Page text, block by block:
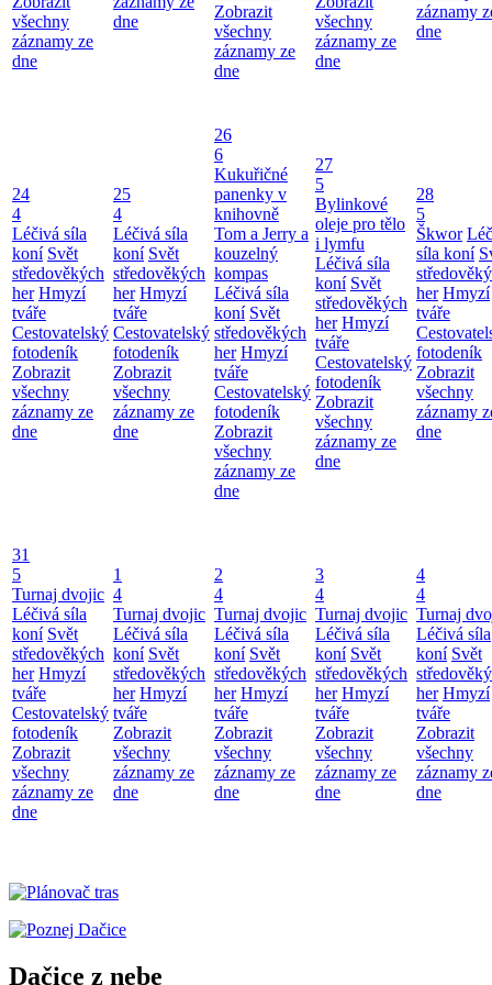
všechny
záznamy ze
dne
dne
Zobrazit
všechny
záznamy ze
dne
všechny
záznamy ze
dne
záznamy
dne
24
4
Léčivá síla
koní Svět
středověkých
her Hmyzí
tváře
Cestovatelský
fotodeník
Zobrazit
všechny
záznamy ze
dne
25
4
Léčivá síla
koní Svět
středověkých
her Hmyzí
tváře
Cestovatelský
fotodeník
Zobrazit
všechny
záznamy ze
dne
26
6
Kukuřičné
panenky v
knihovně
Tom a Jerry a
kouzelný
kompas
Léčivá síla
koní Svět
středověkých
her Hmyzí
tváře
Cestovatelský
fotodeník
Zobrazit
všechny
záznamy ze
dne
27
5
Bylinkové
oleje pro tělo
i lymfu
Léčivá síla
koní Svět
středověkých
her Hmyzí
tváře
Cestovatelský
fotodeník
Zobrazit
všechny
záznamy ze
dne
28
5
Škwor
síla koní
her Hmyzí
tváře
fotodeník
Zobrazit
všechny
záznamy
dne
31
5
Turnaj dvojic
Léčivá síla
koní Svět
středověkých
her Hmyzí
tváře
Cestovatelský
fotodeník
Zobrazit
všechny
záznamy ze
dne
1
4
Turnaj dvojic
Léčivá síla
koní Svět
středověkých
her Hmyzí
tváře
Zobrazit
všechny
záznamy ze
dne
2
4
Turnaj dvojic
Léčivá síla
koní Svět
středověkých
her Hmyzí
tváře
Zobrazit
všechny
záznamy ze
dne
3
4
Turnaj dvojic
Léčivá síla
koní Svět
středověkých
her Hmyzí
tváře
Zobrazit
všechny
záznamy ze
dne
4
4
Turnaj
Léčivá síla
koní Svět
her Hmyzí
tváře
Zobrazit
všechny
záznamy
dne
Dačice z nebe